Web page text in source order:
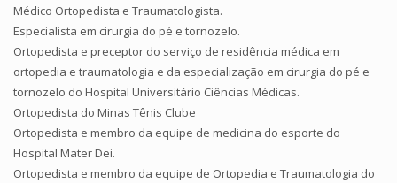
Médico Ortopedista e Traumatologista.
Especialista em cirurgia do pé e tornozelo.
Ortopedista e preceptor do serviço de residência médica em
ortopedia e traumatologia e da especialização em cirurgia do pé e
tornozelo do Hospital Universitário Ciências Médicas.
Ortopedista do Minas Tênis Clube
Ortopedista e membro da equipe de medicina do esporte do
Hospital Mater Dei.
Ortopedista e membro da equipe de Ortopedia e Traumatologia do